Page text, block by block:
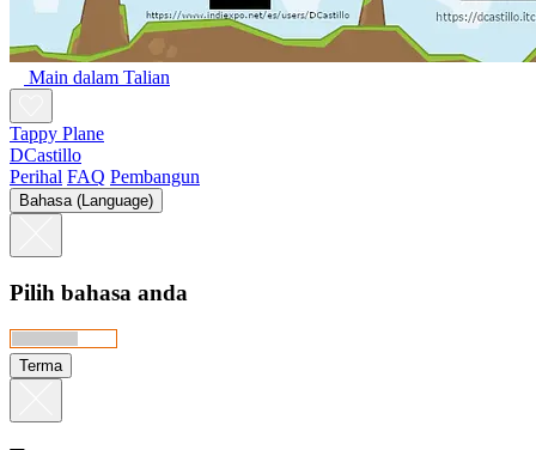
Main dalam Talian
Tappy Plane
DCastillo
Perihal FAQ Pembangun
Bahasa (Language)
Pilih bahasa anda
Terma